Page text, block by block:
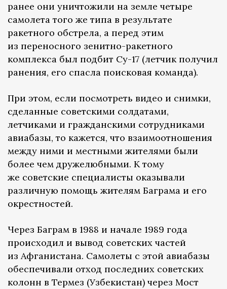
ранее они уничтожили на земле четыре
самолета того же типа в результате
ракетного обстрела, а перед этим
из переносного зенитно-ракетного
комплекса был подбит Су-17 (летчик получил
ранения, его спасла поисковая команда).
При этом, если посмотреть видео и снимки,
сделанные советскими солдатами,
летчиками и гражданскими сотрудниками
авиабазы, то кажется, что взаимоотношения
между ними и местными жителями были
более чем дружелюбными. К тому
же советские специалисты оказывали
различную помощь жителям Баграма и его
окрестностей.
Через Баграм в 1988 и начале 1989 года
происходил и вывод советских частей
из Афганистана. Самолеты с этой авиабазы
обеспечивали отход последних советских
колонн в Термез (Узбекистан) через Мост